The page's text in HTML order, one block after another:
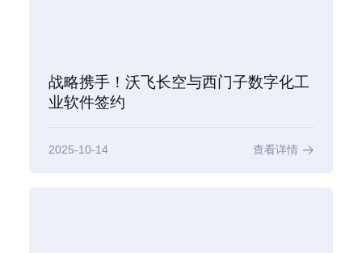
战略携手！沃飞长空与西门子数字化工
业软件签约
2025-10-14 查看详情